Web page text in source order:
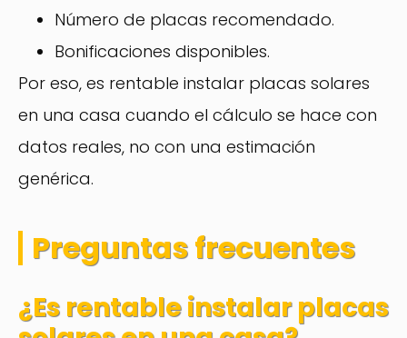
Número de placas recomendado.
Bonificaciones disponibles.
Por eso, es rentable instalar placas solares
en una casa cuando el cálculo se hace con
datos reales, no con una estimación
genérica.
Preguntas frecuentes
¿Es rentable instalar placas